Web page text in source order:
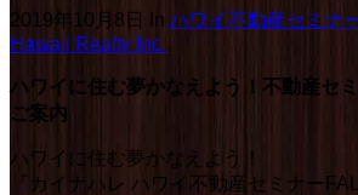
2019年10月8日 In ハワイ不動産セミナ
Hawaii Realty Inc.
ハワイに住む夢かなえよう！不動産セ
ご案内
ハワイに住む夢かなえよう！
『カイナハレ ハワイ不動産セミナー